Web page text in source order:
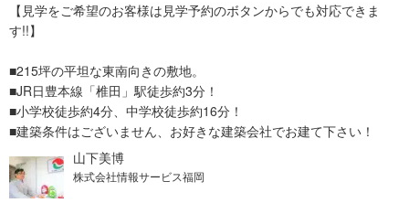
【見学をご希望のお客様は見学予約のボタンからでも対応できま
す!!】
■215坪の平坦な東南向きの敷地。
■JR日豊本線「椎田」駅徒歩約3分！
■小学校徒歩約4分、中学校徒歩約16分！
■建築条件はございません、お好きな建築会社でお建て下さい！
山下美博
株式会社情報サービス福岡